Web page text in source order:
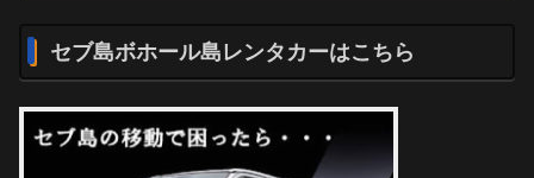
セブ島ボホール島レンタカーはこちら